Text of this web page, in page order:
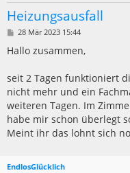
Heizungsausfall
B
i
a
g
28 Mär 2023 15:44
Hallo zusammen,
seit 2 Tagen funktioniert
nicht mehr und ein
weiteren Tagen. Im
habe mir schon überlegt
Meint ihr das lohnt sich
EndlosGlücklich